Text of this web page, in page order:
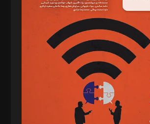
ایپکچی
پاکدل
نقاش
آرش برهمند، یسنا امان‌پور، سروش کرمیان،
رجبی، زهرا فکرانه، فائزه فتحی
امیر شفیعی، مانی لطفی زاده